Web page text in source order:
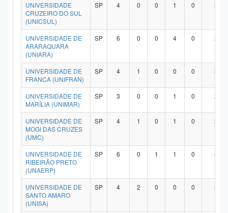
UNIVERSIDADE
CRUZEIRO DO SUL
(UNICSUL)
SP 4 0 0 1 0 3
UNIVERSIDADE DE
ARARAQUARA
(UNIARA)
SP 6 0 0 4 0 2
UNIVERSIDADE DE
FRANCA (UNIFRAN)
SP 4 1 0 0 0 3
UNIVERSIDADE DE
MARÍLIA (UNIMAR)
SP 3 0 0 1 0 2
UNIVERSIDADE DE
MOGI DAS CRUZES
(UMC)
SP 4 1 0 1 0 2
UNIVERSIDADE DE
RIBEIRÃO PRETO
(UNAERP)
SP 6 0 1 1 0 4
UNIVERSIDADE DE
SANTO AMARO
(UNISA)
SP 4 2 0 0 0 2